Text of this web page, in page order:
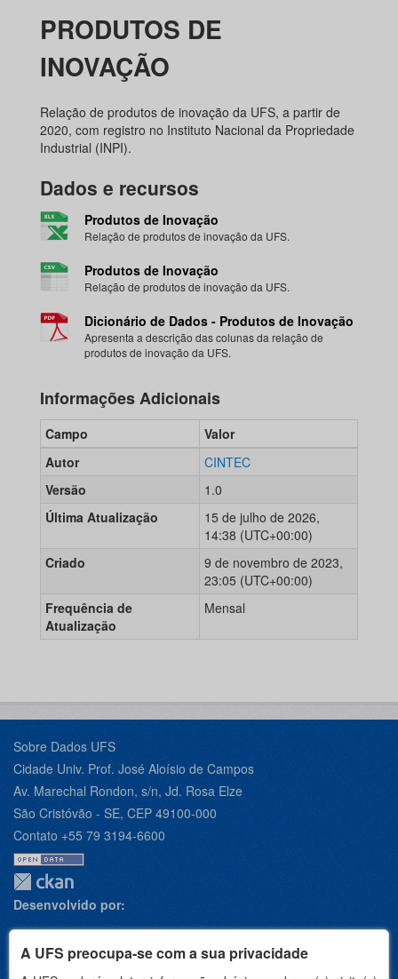
A UFS preocupa-se com a sua privacidade
PRODUTOS DE
INOVAÇÃO
Relação de produtos de inovação da UFS, a partir de
2020, com registro no Instituto Nacional da Propriedade
Industrial (INPI).
Dados e recursos
Produtos de Inovação
Relação de produtos de inovação da UFS.
Produtos de Inovação
Relação de produtos de inovação da UFS.
Dicionário de Dados - Produtos de Inovação
Apresenta a descrição das colunas da relação de
produtos de inovação da UFS.
Informações Adicionais
Campo
Valor
Autor
CINTEC
Versão
1.0
Última Atualização
15 de julho de 2026,
14:38 (UTC+00:00)
Criado
9 de novembro de 2023,
23:05 (UTC+00:00)
Frequência de
Atualização
Mensal
Sobre Dados UFS
Cidade Univ. Prof. José Aloísio de Campos
Av. Marechal Rondon, s/n, Jd. Rosa Elze
São Cristóvão - SE, CEP 49100-000
Contato +55 79 3194-6600
Desenvolvido por: